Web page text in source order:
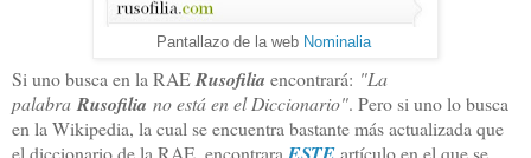
Pantallazo de la web Nominalia
Si uno busca en la RAERusofilia encontrará: "La
palabraRusofilia no está en el Diccionario". Pero si uno lo busca
en la Wikipedia, la cual se encuentra bastante más actualizada que